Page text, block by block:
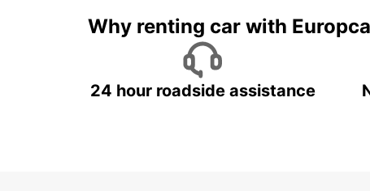
Why renting car with
24 hour roadside assistance